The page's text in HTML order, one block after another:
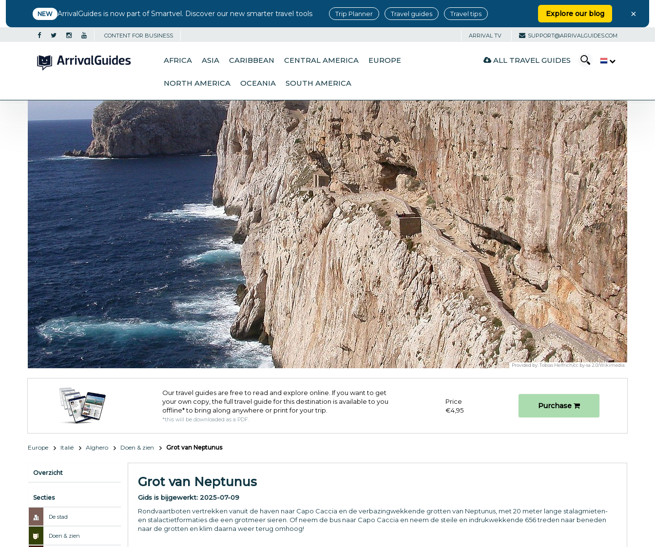
NEW ArrivalGuides is now part of Smartvel. Discover our new smarter travel tools Trip Planner Travel guides Travel tips Explore our blog ×
CONTENT FOR BUSINESS ARRIVAL TV SUPPORT@ARRIVALGUIDES.COM
AFRICA ASIA CARIBBEAN CENTRAL AMERICA EUROPE
NORTH AMERICA OCEANIA SOUTH AMERICA
ALL TRAVEL GUIDES
Provided by:Tobias Helfrich/cc by-sa 2.0/Wikimedia
Our travel guides are free to read and explore online. If you want to get
your own copy, the full travel guide for this destination is available to you
offline* to bring along anywhere or print for your trip.​
*this will be downloaded as a PDF.
Price
€4,95
Purchase
Europe Italië Alghero Doen & zien Grot van Neptunus
Overzicht
Secties
De stad
Doen & zien
Grot van Neptunus
Gids is bijgewerkt: 2025-07-09
Rondvaartboten vertrekken vanuit de haven naar Capo Caccia en de verbazingwekkende grotten van Neptunus, met 20 meter lange stalagmieten-
en stalactietformaties die een grotmeer sieren. Of neem de bus naar Capo Caccia en neem de steile en indrukwekkende 656 treden naar beneden
naar de grotten en klim daarna weer terug omhoog!